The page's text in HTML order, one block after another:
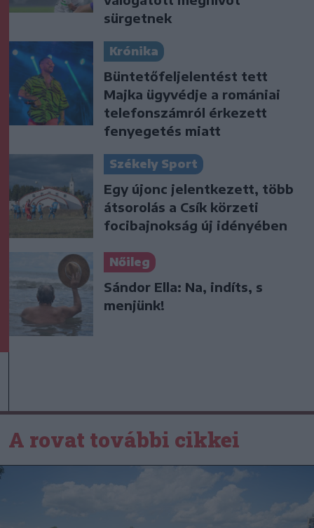
sürgetnek
Krónika
Büntetőfeljelentést tett
Majka ügyvédje a romániai
telefonszámról érkezett
fenyegetés miatt
Székely Sport
Egy újonc jelentkezett, több
átsorolás a Csík körzeti
focibajnokság új idényében
Nőileg
Sándor Ella: Na, indíts, s
menjünk!
A rovat további cikkei